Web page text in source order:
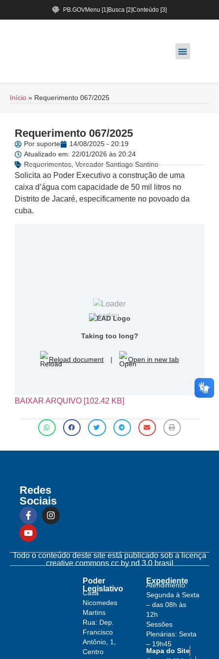
PB.GOVMenu [1] Busca [2]Conteúdo [3]
Início » Requerimento 067/2025
Requerimento 067/2025
Por suporte
14/08/2025 - 20:19
Atualizado em: 22/01/2026 às 20:24
Requerimentos,Vereador Santiago Santino
Solicita ao Poder Executivo a construção de uma
caixa d’água com capacidade de 50 mil litros no
Distrito de Jacaré, especificamente no povoado da
cuba.
Loading...
Taking too long?
Reload document | Open in new tab
BAIXAR ARQUIVO [102.42 KB]
Redes
Sociais
Todo o conteúdo deste site está publicado sob a licença
creative commons cc by nd 3.0 brasil
Poder
Legislativo
Casa
Nicomedes
Martins
Rua: Dep.
Francisco
Antônio, 1,
Centro
Expediente
Atendimento:
Segunda à Sexta
– das 08h às
12h
Sessões
Plenárias: Sexta
– 19h45
Mapa do Site